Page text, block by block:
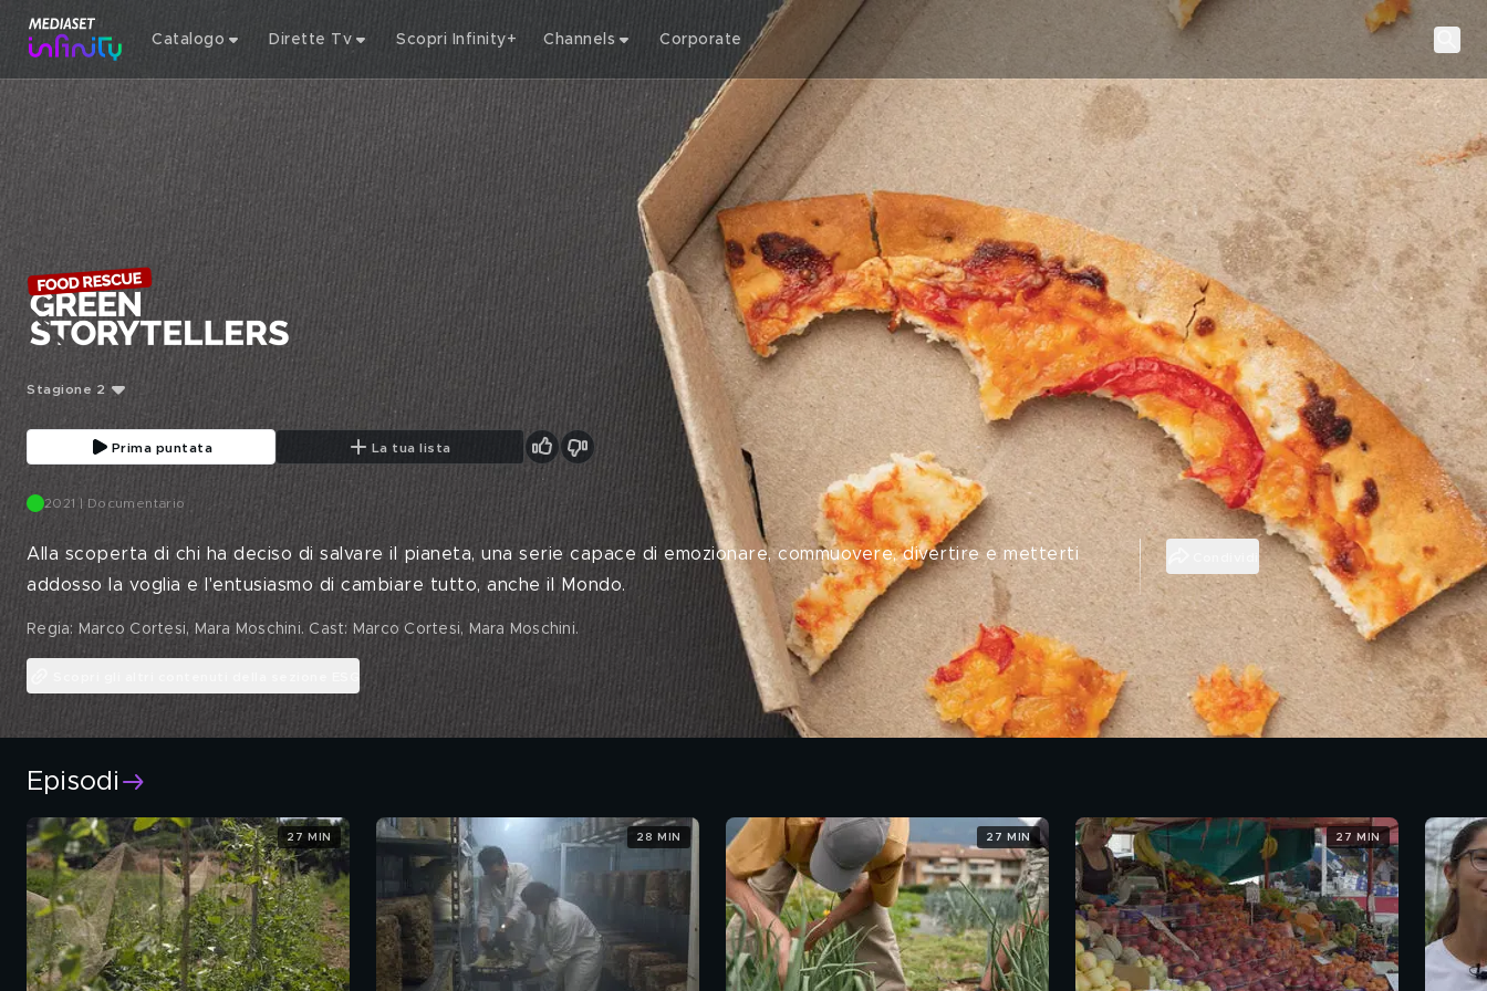
Catalogo Dirette Tv Scopri Infinity+ Channels Corporate
Stagione 2
Prima puntata La tua lista
2021 | Documentario
Alla scoperta di chi ha deciso di salvare il pianeta, una serie capace di emozionare, commuovere, divertire e metterti
addosso la voglia e l'entusiasmo di cambiare tutto, anche il Mondo.
Regia: Marco Cortesi, Mara Moschini. Cast: Marco Cortesi, Mara Moschini.
Episodi
27 MIN 28 MIN 27 MIN 27 MIN